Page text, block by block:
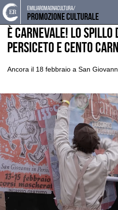
Torna
alla
home
page
Cerca
nel
sito
Salta
ai
contenuti
Salta
al
menu
principale
emiliaromagnacultura/
Promozione Culturale
EVENTI E NEWS NOTIZIE
È Carnevale! Lo spillo
Persiceto e Cento
Ancora il 18 febbraio a San